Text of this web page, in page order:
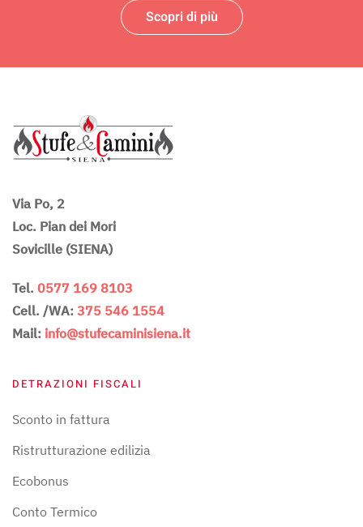
Scopri di più
Via Po, 2
Loc. Pian dei Mori
Sovicille (SIENA)
Tel. 0577 169 8103
Cell. /WA: 375 546 1554
Mail: info@stufecaminisiena.it
DETRAZIONI FISCALI
Sconto in fattura
Ristrutturazione edilizia
Ecobonus
Conto Termico